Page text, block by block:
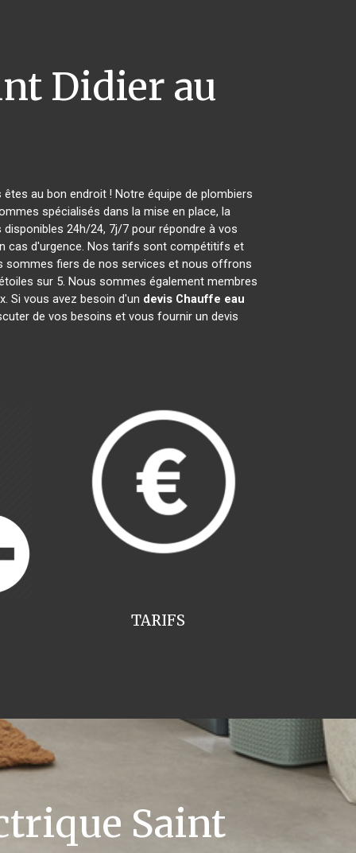
Didier au
au bon endroit ! Notre équipe de plombiers
spécialisés dans la mise en place, la
24h/24, 7j/7 pour répondre à vos
cas d'urgence. Nos tarifs sont compétitifs et
sommes fiers de nos services et nous offrons
sur 5. Nous sommes également membres
Si vous avez besoin d'un devis Chauffe eau
de vos besoins et vous fournir un devis
TARIFS
Saint